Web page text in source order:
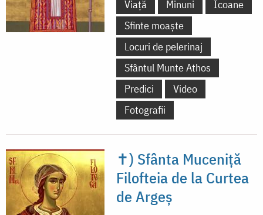
Viață Minuni
Icoane
Sfinte moaște
Locuri de pelerinaj
Sfântul Munte Athos
Predici
Video
Fotografii
✝) Sfânta Muceniță
Filofteia de la Curtea
de Argeș